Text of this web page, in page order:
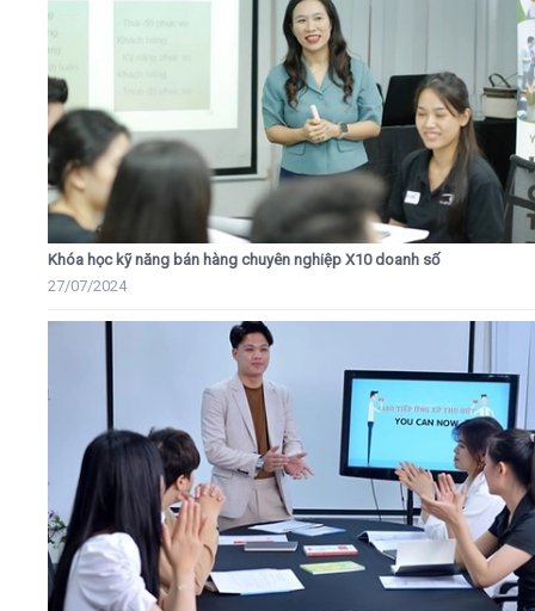
Khóa học kỹ năng bán hàng chuyên nghiệp X10 doanh số
27/07/2024